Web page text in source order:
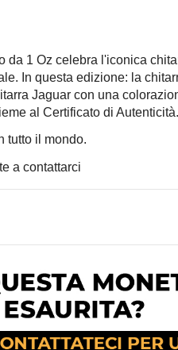
da 1 Oz celebra l'iconica
In questa edizione: la
Jaguar con una
al Certificato di Autenticità.
tutto il mondo.
a contattarci